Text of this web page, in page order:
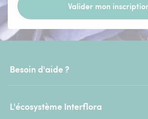
Valider mon
Besoin d'aide ?
L'écosystème Interflora